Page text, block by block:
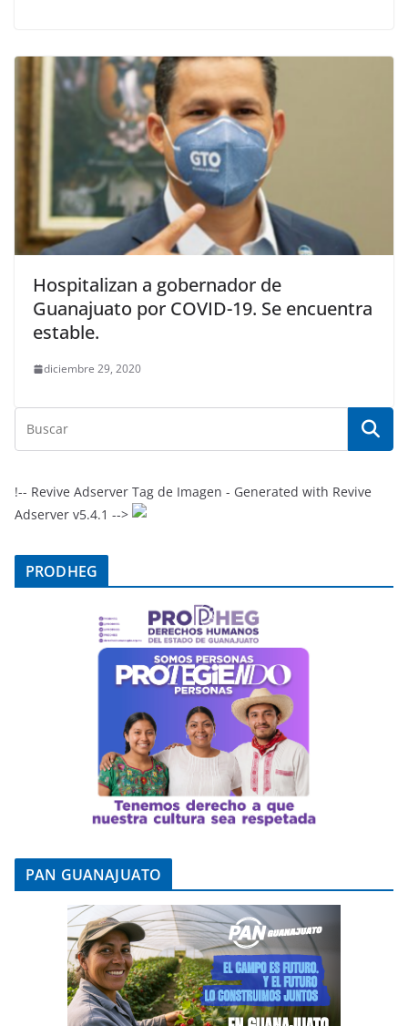
Hospitalizan a gobernador de
Guanajuato por COVID-19. Se encuentra
estable.
diciembre 29, 2020
!-- Revive Adserver Tag de Imagen - Generated with Revive
Adserver v5.4.1 -->
PRODHEG
PAN GUANAJUATO